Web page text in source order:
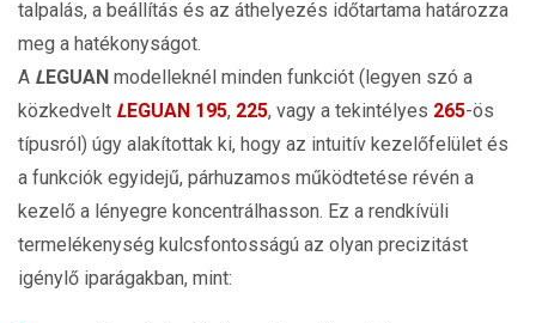
talpalás, a beállítás és az áthelyezés időtartama határozza
meg a hatékonyságot.
A LEGUAN modelleknél minden funkciót (legyen szó a
közkedvelt LEGUAN 195, 225, vagy a tekintélyes 265-ös
típusról) úgy alakítottak ki, hogy az intuitív kezelőfelület és
a funkciók egyidejű, párhuzamos működtetése révén a
kezelő a lényegre koncentrálhasson. Ez a rendkívüli
termelékenység kulcsfontosságú az olyan precizitást
igénylő iparágakban, mint: